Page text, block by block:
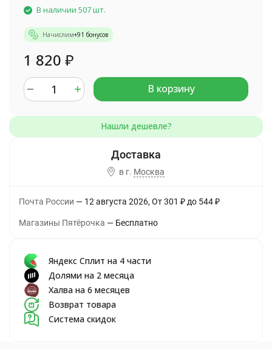
В наличии 507 шт.
Начислим+91 бонусов
1 820 ₽
В корзину
в г. Москва
Почта России 12 августа 2026 От 301 ₽до 544₽
Магазины Пятёрочка Бесплатно
Яндекс Сплит на 4 части
Долями на 2 месяца
Халва на 6 месяцев
Возврат товара
Система скидок